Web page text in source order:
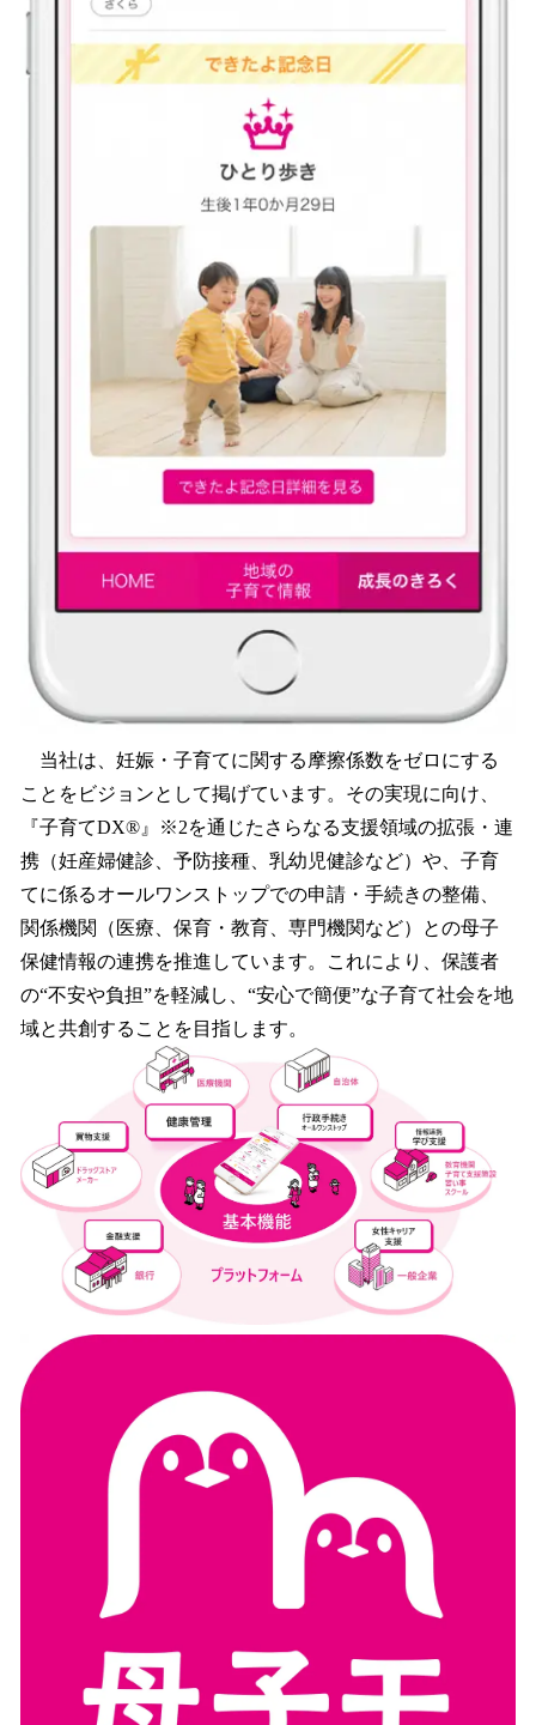
当社は、妊娠・子育てに関する摩擦係数をゼロにする
ことをビジョンとして掲げています。その実現に向け、
『子育てDX®』※2を通じたさらなる支援領域の拡張・連
携（妊産婦健診、予防接種、乳幼児健診など）や、子育
てに係るオールワンストップでの申請・手続きの整備、
関係機関（医療、保育・教育、専門機関など）との母子
保健情報の連携を推進しています。これにより、保護者
の“不安や負担”を軽減し、“安心で簡便”な子育て社会を地
域と共創することを目指します。